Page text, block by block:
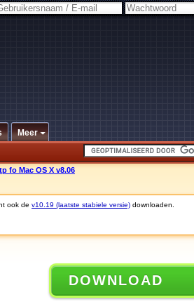
Meer
fo Mac OS X v8.06
ook de v10.19 (laatste stabiele versie) downloaden.
DOWNLOAD